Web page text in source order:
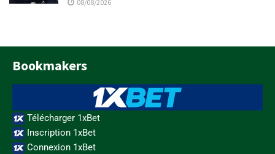
08/08/2026
Bookmakers
Télécharger 1xBet
Inscription 1xBet
Connexion 1xBet